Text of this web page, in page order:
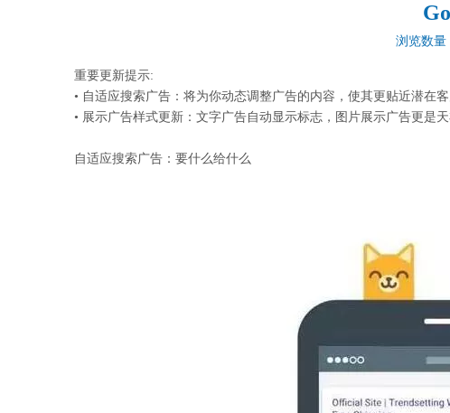
浏览数量
["wechat","weibo","qzone","douban","email"]
重要更新提示:
• 自适应搜索广告：将为你动态调整广告的内容，使其更贴近潜在
• 展示广告样式更新：文字广告自动显示标志，图片展示广告更是天
自适应搜索广告：要什么给什么